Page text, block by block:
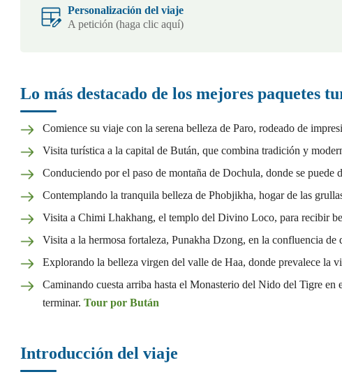
Personalización del viaje
A petición (haga clic aquí)
Lo más destacado de los mejores paquetes
Comience su viaje con la serena belleza de Paro, rodeado de
Visita turística a la capital de Bután, que combina tradición y
Conduciendo por el paso de montaña de Dochula, donde se
Contemplando la tranquila belleza de Phobjikha, hogar de las
Visita a Chimi Lhakhang, el templo del Divino Loco, para recibir
Visita a la hermosa fortaleza, Punakha Dzong, en la confluencia de
Explorando la belleza virgen del valle de Haa, donde prevalece la
Caminando cuesta arriba hasta el Monasterio del Nido del Tigre
terminar. Tour por Bután
Introducción del viaje